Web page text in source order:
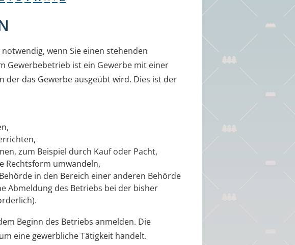
wenn Sie einen stehenden
Gewerbebetrieb ist ein Gewerbe mit einer
das Gewerbe ausgeübt wird. Dies ist der
zum Beispiel durch Kauf oder Pacht,
Rechtsform umwandeln,
in den Bereich einer anderen Behörde
Abmeldung des Betriebs bei der bisher
Beginn des Betriebs anmelden. Die
eine gewerbliche Tätigkeit handelt.